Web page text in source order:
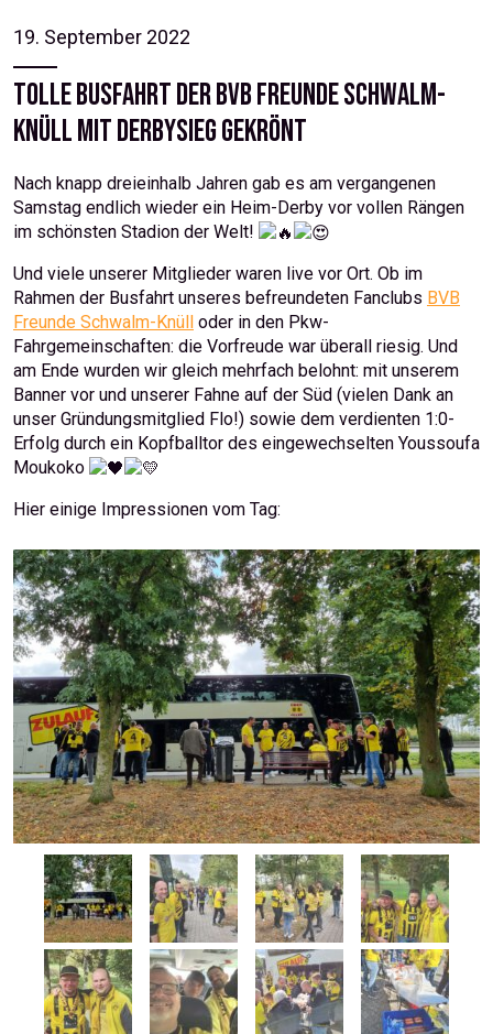
19. September 2022
Tolle Busfahrt der BVB Freunde Schwalm-
Knüll mit Derbysieg gekrönt
Nach knapp dreieinhalb Jahren gab es am vergangenen
Samstag endlich wieder ein Heim-Derby vor vollen Rängen
im schönsten Stadion der Welt!
Und viele unserer Mitglieder waren live vor Ort. Ob im
Rahmen der Busfahrt unseres befreundeten Fanclubs BVB
Freunde Schwalm-Knüll oder in den Pkw-
Fahrgemeinschaften: die Vorfreude war überall riesig. Und
am Ende wurden wir gleich mehrfach belohnt: mit unserem
Banner vor und unserer Fahne auf der Süd (vielen Dank an
unser Gründungsmitglied Flo!) sowie dem verdienten 1:0-
Erfolg durch ein Kopfballtor des eingewechselten Youssoufa
Moukoko
Hier einige Impressionen vom Tag: